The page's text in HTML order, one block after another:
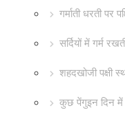
गर्माती धरती पर
सर्दियों में गर्म
शहदखोजी पक्षी
कुछ पेंगुइन दिन